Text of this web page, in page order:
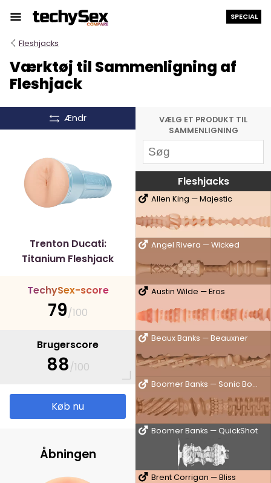
indholdet
SPECIAL
Fleshjacks
Værktøj til Sammenligning af
Fleshjack
VÆLG ET PRODUKT TIL
SAMMENLIGNING
Fleshjacks
Allen King — Majestic
Angel Rivera — Wicked
Austin Wilde — Eros
Beaux Banks — Beauxner
Boomer Banks — Sonic Boom
Boomer Banks — QuickShot
Brent Corrigan — Bliss
Ændr
Trenton Ducati:
Titanium Fleshjack
TechySex-score
79/100
Brugerscore
88/100
Køb nu
Åbningen